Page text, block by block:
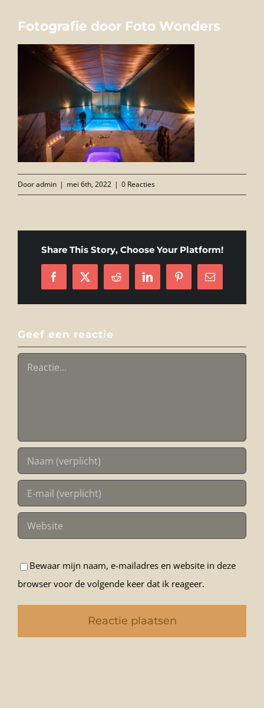
FOTO’S
OPENINGSTIJDEN
GIFTCARD
CONTACT
Fotografie door Foto Wonders
Dooradmin | mei 6th, 2022 | 0 Reacties
Share This Story, Choose Your Platform!
Facebook
X Reddit LinkedInPinterest
E-
mail
Geef een reactie
Reactie
Bewaar mijn naam, e-mailadres en website in deze
browser voor de volgende keer dat ik reageer.